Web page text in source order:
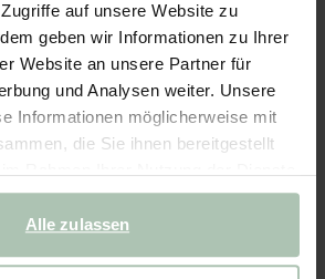
auf unsere Website zu
geben wir Informationen zu Ihrer
Website an unsere Partner für
und Analysen weiter. Unsere
Informationen möglicherweise mit
die Sie ihnen bereitgestellt
Alle zulassen